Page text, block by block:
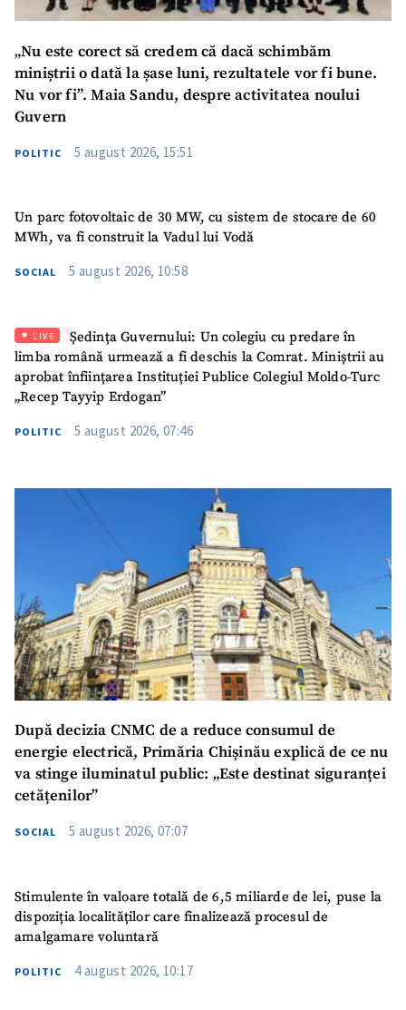
„Nu este corect să credem că dacă schimbăm
miniștrii o dată la șase luni, rezultatele vor fi bune.
Nu vor fi”. Maia Sandu, despre activitatea noului
Guvern
POLITIC 5 august 2026, 15:51
Un parc fotovoltaic de 30 MW, cu sistem de stocare de 60
MWh, va fi construit la Vadul lui Vodă
SOCIAL 5 august 2026, 10:58
LIVE
Ședința Guvernului: Un colegiu cu predare în
limba română urmează a fi deschis la Comrat. Miniștrii au
aprobat înființarea Instituției Publice Colegiul Moldo-Turc
„Recep Tayyip Erdogan”
POLITIC 5 august 2026, 07:46
După decizia CNMC de a reduce consumul de
energie electrică, Primăria Chișinău explică de ce nu
va stinge iluminatul public: „Este destinat siguranței
cetățenilor”
SOCIAL 5 august 2026, 07:07
Stimulente în valoare totală de 6,5 miliarde de lei, puse la
dispoziția localităților care finalizează procesul de
amalgamare voluntară
POLITIC 4 august 2026, 10:17